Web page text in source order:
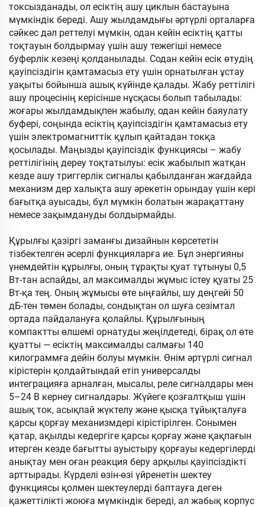
токсызданады, ол есіктің ашу циклын бастауына
мүмкіндік береді. Ашу жылдамдығы әртүрлі орталарға
сәйкес дәл реттелуі мүмкін, одан кейін есіктің қатты
тоқтауын болдырмау үшін ашу тежегіші немесе
буферлік кезеңі қолданылады. Содан кейін есік өтудің
қауіпсіздігін қамтамасыз ету үшін орнатылған ұстау
уақыты бойынша ашық күйінде қалады. Жабу реттілігі
ашу процесінің керісінше нұсқасы болып табылады:
жоғары жылдамдықпен жабылу, одан кейін баяулату
буфері, соңында есіктің қауіпсіздігін қамтамасыз ету
үшін электромагниттік құлып қайтадан токқа
қосылады. Маңызды қауіпсіздік функциясы – жабу
реттілігінің дереу тоқтатылуы: есік жабылып жатқан
кезде ашу триггерлік сигналы қабылданған жағдайда
механизм дер халықта ашу әрекетін орындау үшін кері
бағытқа ауысады, бұл мүмкін болатын жарақаттану
немесе зақымдануды болдырмайды.
Құрылғы қазіргі заманғы дизайнын көрсететін
тізбектелген әсерлі функцияларға ие. Бұл энергияны
үнемдейтін құрылғы, оның тұрақты қуат тұтынуы 0,5
Вт-тан аспайды, ал максималды жұмыс істеу қуаты 25
Вт-қа тең. Оның жұмысы өте ыңғайлы, шу деңгейі 50
дБ-тен төмен болады, сондықтан ол шуға сезімтал
ортада пайдалануға қолайлы. Құрылғының
компактты өлшемі орнатуды жеңілдетеді, бірақ ол өте
қуатты — есіктің максималды салмағы 140
килограммға дейін болуы мүмкін. Өнім әртүрлі сигнал
кірістерін қолдайтындай етіп универсалды
интеграцияға арналған, мысалы, реле сигналдары мен
5–24 В кернеу сигналдары. Жүйеге қозғалтқыш үшін
ашық ток, асықпай жүктелу және қысқа тұйықталуға
қарсы қорғау механизмдері кірістірілген. Сонымен
қатар, ақылды кедергіге қарсы қорғау және қақпағын
итерген кезде бағытты ауыстыру қорғауы кедергілерді
анықтау мен оған реакция беру арқылы қауіпсіздікті
арттырады. Күрделі өзін-өзі үйренетін шектеу
функциясы қолмен шектеулерді баптауға деген
қажеттілікті жоюға мүмкіндік береді, ал жабық корпус